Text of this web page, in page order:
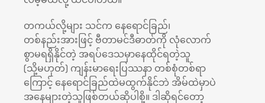
တကယ်လို့များ သင်က နေရောင်ခြည်၊
တစ်နည်းအားဖြင့် ဗီတာမင်ဒီဓာတ်ကို လုံလောက်
စွာမရရှိနိုင်တဲ့ အရပ်ဒေသမှာနေထိုင်ရတဲ့သူ
(သို့မဟုတ်) ကျန်းမာရေးပြဿနာ တစ်စုံတစ်ရာ
ကြောင့် နေရောင်ခြည်ထဲမထွက်နိုင်ဘဲ အိမ်ထဲမှာပဲ
အနေများတဲ့သူဖြစ်တယ်ဆိုပါစို့။ ဒါဆိုရင်တော့